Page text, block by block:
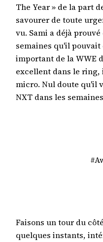
The Year » de la part
savourer de toute
vu. Sami a déjà
semaines qu'il
important de la WWE
excellent dans le ring,
micro. Nul doute qu'il
NXT dans les
Faisons un tour du
quelques instants,